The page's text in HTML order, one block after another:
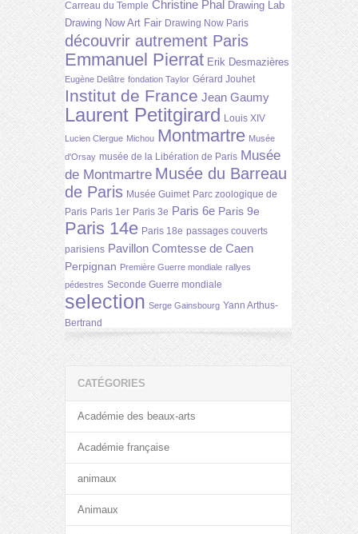
Carreau du Temple Christine Phal Drawing Lab
Drawing Now Art Fair Drawing Now Paris
découvrir autrement Paris
Emmanuel Pierrat Erik Desmazières
Eugène Delâtre fondation Taylor Gérard Jouhet
Institut de France Jean Gaumy
Laurent Petitgirard Louis XIV
Lucien Clergue Michou Montmartre Musée
d'Orsay musée de la Libération de Paris Musée
de Montmartre Musée du Barreau
de Paris Musée Guimet Parc zoologique de
Paris Paris 1er Paris 3e Paris 6e Paris 9e
Paris 14e Paris 18e passages couverts
parisiens Pavillon Comtesse de Caen
Perpignan Première Guerre mondiale rallyes
pédestres Seconde Guerre mondiale
selection Serge Gainsbourg Yann Arthus-
Bertrand
CATÉGORIES
Académie des beaux-arts
Académie française
animaux
Animaux